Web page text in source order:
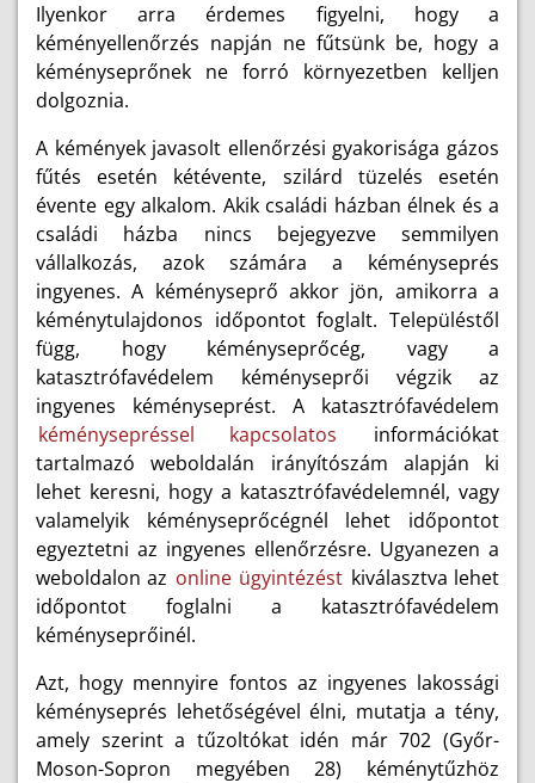
Ilyenkor arra érdemes figyelni, hogy a
kéményellenőrzés napján ne fűtsünk be, hogy a
kéményseprőnek ne forró környezetben kelljen
dolgoznia.
A kémények javasolt ellenőrzési gyakorisága gázos
fűtés esetén kétévente, szilárd tüzelés esetén
évente egy alkalom. Akik családi házban élnek és a
családi házba nincs bejegyezve semmilyen
vállalkozás, azok számára a kéményseprés
ingyenes. A kéményseprő akkor jön, amikorra a
kéménytulajdonos időpontot foglalt. Településtől
függ, hogy kéményseprőcég, vagy a
katasztrófavédelem kéményseprői végzik az
ingyenes kéményseprést. A katasztrófavédelem
kéménysepréssel kapcsolatos
információkat
tartalmazó weboldalán irányítószám alapján ki
lehet keresni, hogy a katasztrófavédelemnél, vagy
valamelyik kéményseprőcégnél lehet időpontot
egyeztetni az ingyenes ellenőrzésre. Ugyanezen a
weboldalon az online ügyintézést kiválasztva lehet
időpontot foglalni a katasztrófavédelem
kéményseprőinél.
Azt, hogy mennyire fontos az ingyenes lakossági
kéményseprés lehetőségével élni, mutatja a tény,
amely szerint a tűzoltókat idén már 702 (Győr-
Moson-Sopron megyében 28) kéménytűzhöz